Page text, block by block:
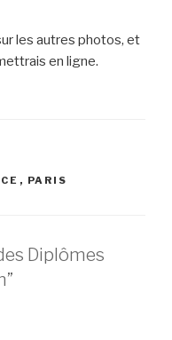
les autres photos, et
en ligne.
, PARIS
Diplômes